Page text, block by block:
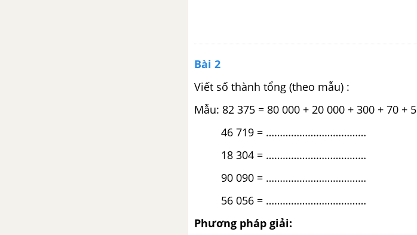
Bài 2
Viết số thành tổng (theo mẫu) :
Mẫu: 82 375 = 80 000 + 20 000 + 300 + 70 + 5
46 719 = ………………………………
18 304 = ………………………………
90 090 = ………………………………
56 056 = ………………………………
Phương pháp giải: